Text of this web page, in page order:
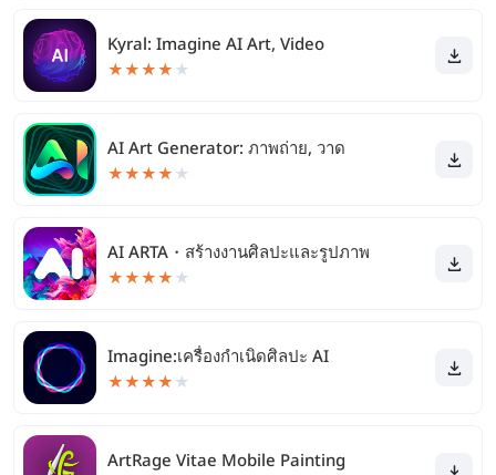
Kyral: Imagine AI Art, Video
★★★★ ★
AI Art Generator: ภาพถ่าย, วาด
★★★★ ★
AI ARTA・สร้างงานศิลปะและรูปภาพ
★★★★ ★
Imagine:เครื่องกําเนิดศิลปะ AI
★★★★ ★
ArtRage Vitae Mobile Painting